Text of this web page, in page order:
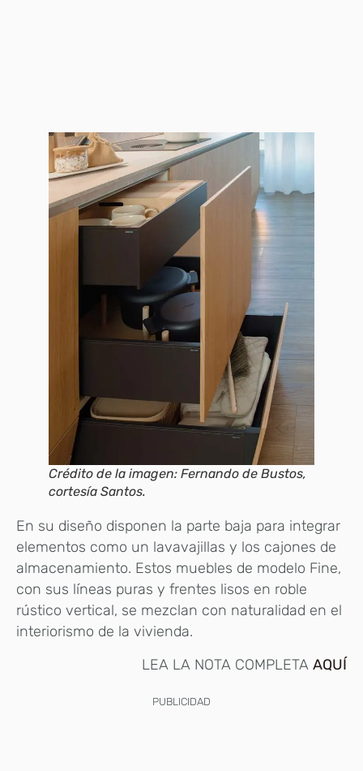
Crédito de la imagen: Fernando de Bustos,
cortesía Santos.
En su diseño disponen la parte baja para integrar
elementos como un lavavajillas y los cajones de
almacenamiento. Estos muebles de modelo Fine,
con sus líneas puras y frentes lisos en roble
rústico vertical, se mezclan con naturalidad en el
interiorismo de la vivienda.
LEA LA NOTA COMPLETA AQUÍ
PUBLICIDAD